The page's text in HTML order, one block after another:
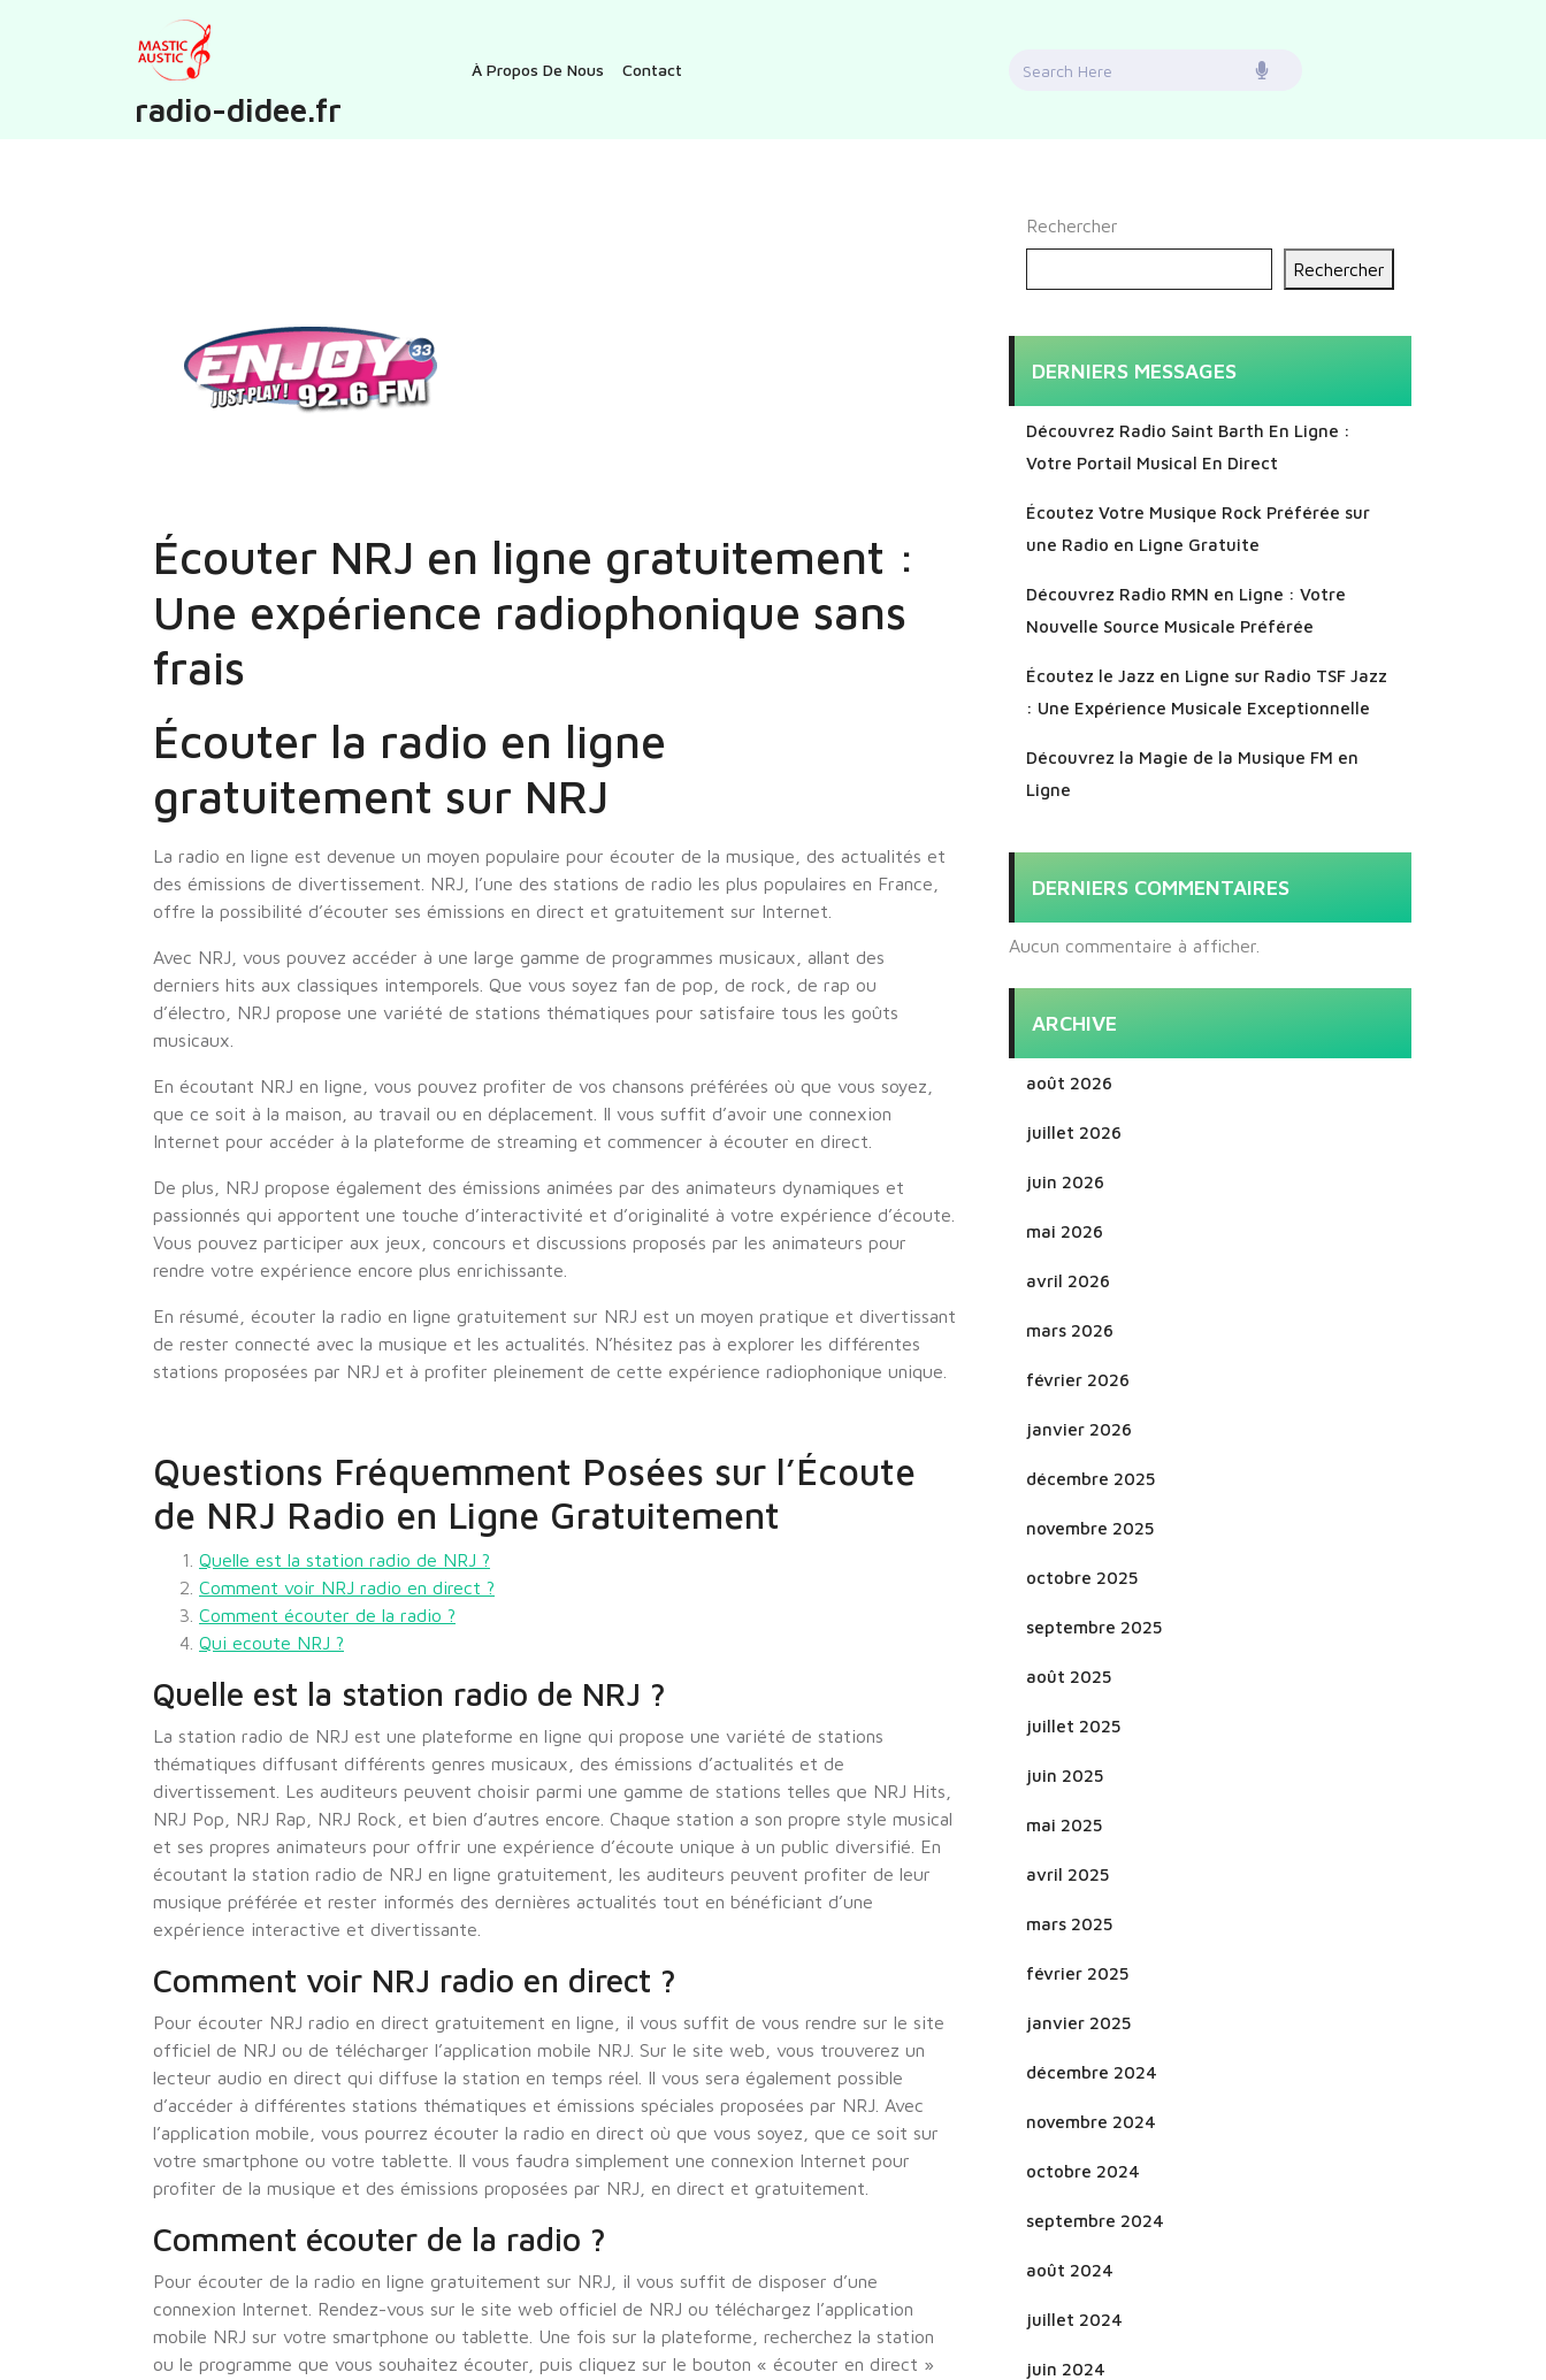
radio-didee.fr
À Propos De Nous Contact
Search
Écouter NRJ en ligne gratuitement :
Une expérience radiophonique sans
frais
Écouter la radio en ligne
gratuitement sur NRJ
La radio en ligne est devenue un moyen populaire pour écouter de la musique, des actualités et
des émissions de divertissement. NRJ, l’une des stations de radio les plus populaires en France,
offre la possibilité d’écouter ses émissions en direct et gratuitement sur Internet.
Avec NRJ, vous pouvez accéder à une large gamme de programmes musicaux, allant des
derniers hits aux classiques intemporels. Que vous soyez fan de pop, de rock, de rap ou
d’électro, NRJ propose une variété de stations thématiques pour satisfaire tous les goûts
musicaux.
En écoutant NRJ en ligne, vous pouvez profiter de vos chansons préférées où que vous soyez,
que ce soit à la maison, au travail ou en déplacement. Il vous suffit d’avoir une connexion
Internet pour accéder à la plateforme de streaming et commencer à écouter en direct.
De plus, NRJ propose également des émissions animées par des animateurs dynamiques et
passionnés qui apportent une touche d’interactivité et d’originalité à votre expérience d’écoute.
Vous pouvez participer aux jeux, concours et discussions proposés par les animateurs pour
rendre votre expérience encore plus enrichissante.
En résumé, écouter la radio en ligne gratuitement sur NRJ est un moyen pratique et divertissant
de rester connecté avec la musique et les actualités. N’hésitez pas à explorer les différentes
stations proposées par NRJ et à profiter pleinement de cette expérience radiophonique unique.
Questions Fréquemment Posées sur l’Écoute
de NRJ Radio en Ligne Gratuitement
Quelle est la station radio de NRJ ?
Comment voir NRJ radio en direct ?
Comment écouter de la radio ?
Qui ecoute NRJ ?
Quelle est la station radio de NRJ ?
La station radio de NRJ est une plateforme en ligne qui propose une variété de stations
thématiques diffusant différents genres musicaux, des émissions d’actualités et de
divertissement. Les auditeurs peuvent choisir parmi une gamme de stations telles que NRJ Hits,
NRJ Pop, NRJ Rap, NRJ Rock, et bien d’autres encore. Chaque station a son propre style musical
et ses propres animateurs pour offrir une expérience d’écoute unique à un public diversifié. En
écoutant la station radio de NRJ en ligne gratuitement, les auditeurs peuvent profiter de leur
musique préférée et rester informés des dernières actualités tout en bénéficiant d’une
expérience interactive et divertissante.
Comment voir NRJ radio en direct ?
Pour écouter NRJ radio en direct gratuitement en ligne, il vous suffit de vous rendre sur le site
officiel de NRJ ou de télécharger l’application mobile NRJ. Sur le site web, vous trouverez un
lecteur audio en direct qui diffuse la station en temps réel. Il vous sera également possible
d’accéder à différentes stations thématiques et émissions spéciales proposées par NRJ. Avec
l’application mobile, vous pourrez écouter la radio en direct où que vous soyez, que ce soit sur
votre smartphone ou votre tablette. Il vous faudra simplement une connexion Internet pour
profiter de la musique et des émissions proposées par NRJ, en direct et gratuitement.
Comment écouter de la radio ?
Pour écouter de la radio en ligne gratuitement sur NRJ, il vous suffit de disposer d’une
connexion Internet. Rendez-vous sur le site web officiel de NRJ ou téléchargez l’application
mobile NRJ sur votre smartphone ou tablette. Une fois sur la plateforme, recherchez la station
ou le programme que vous souhaitez écouter, puis cliquez sur le bouton « écouter en direct »
Rechercher
Rechercher
DERNIERS MESSAGES
Découvrez Radio Saint Barth En Ligne :
Votre Portail Musical En Direct
Écoutez Votre Musique Rock Préférée sur
une Radio en Ligne Gratuite
Découvrez Radio RMN en Ligne : Votre
Nouvelle Source Musicale Préférée
Écoutez le Jazz en Ligne sur Radio TSF Jazz
: Une Expérience Musicale Exceptionnelle
Découvrez la Magie de la Musique FM en
Ligne
DERNIERS COMMENTAIRES
Aucun commentaire à afficher.
ARCHIVE
août 2026
juillet 2026
juin 2026
mai 2026
avril 2026
mars 2026
février 2026
janvier 2026
décembre 2025
novembre 2025
octobre 2025
septembre 2025
août 2025
juillet 2025
juin 2025
mai 2025
avril 2025
mars 2025
février 2025
janvier 2025
décembre 2024
novembre 2024
octobre 2024
septembre 2024
août 2024
juillet 2024
juin 2024